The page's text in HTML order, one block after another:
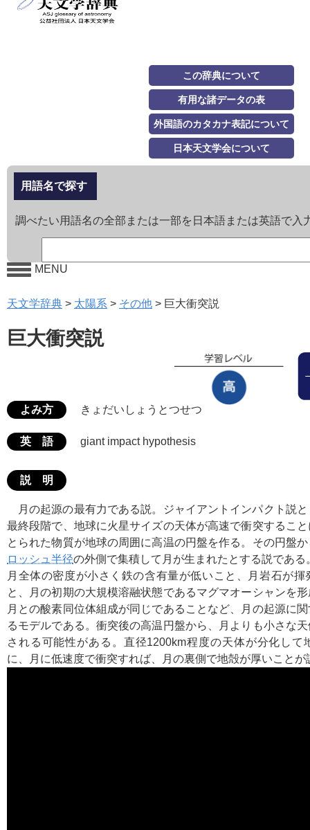
この辞典について
有用な諸データの表
外国語のカタカナ表記について
日本天文学会について
用語名で探す
調べたい用語名の全部または一部を日本語または英語で入
MENU
天文学辞典 > 太陽系 > その他 > 巨大衝突説
巨大衝突説
よみ方 きょだいしょうとつせつ
英 語 giant impact hypothesis
説 明
月の起源の最有力である説。ジャイアントインパクト説
最終段階で、地球に火星サイズの天体が高速で衝突するこ
とられた物質が地球の周囲に高温の円盤を作る。その円盤
ロッシュ半径の外側で集積して月が生まれたとする説である
月全体の密度が小さく鉄の含有量が低いこと、月岩石が揮
と、月の初期の大規模溶融状態であるマグマオーシャンを
月との酸素同位体組成が同じであることなど、月の起源に
るモデルである。衝突後の高温円盤から、月よりも小さな
される可能性がある。直径1200km程度の天体が分化して
に、月に低速度で衝突すれば、月の裏側で地殻が厚いことが